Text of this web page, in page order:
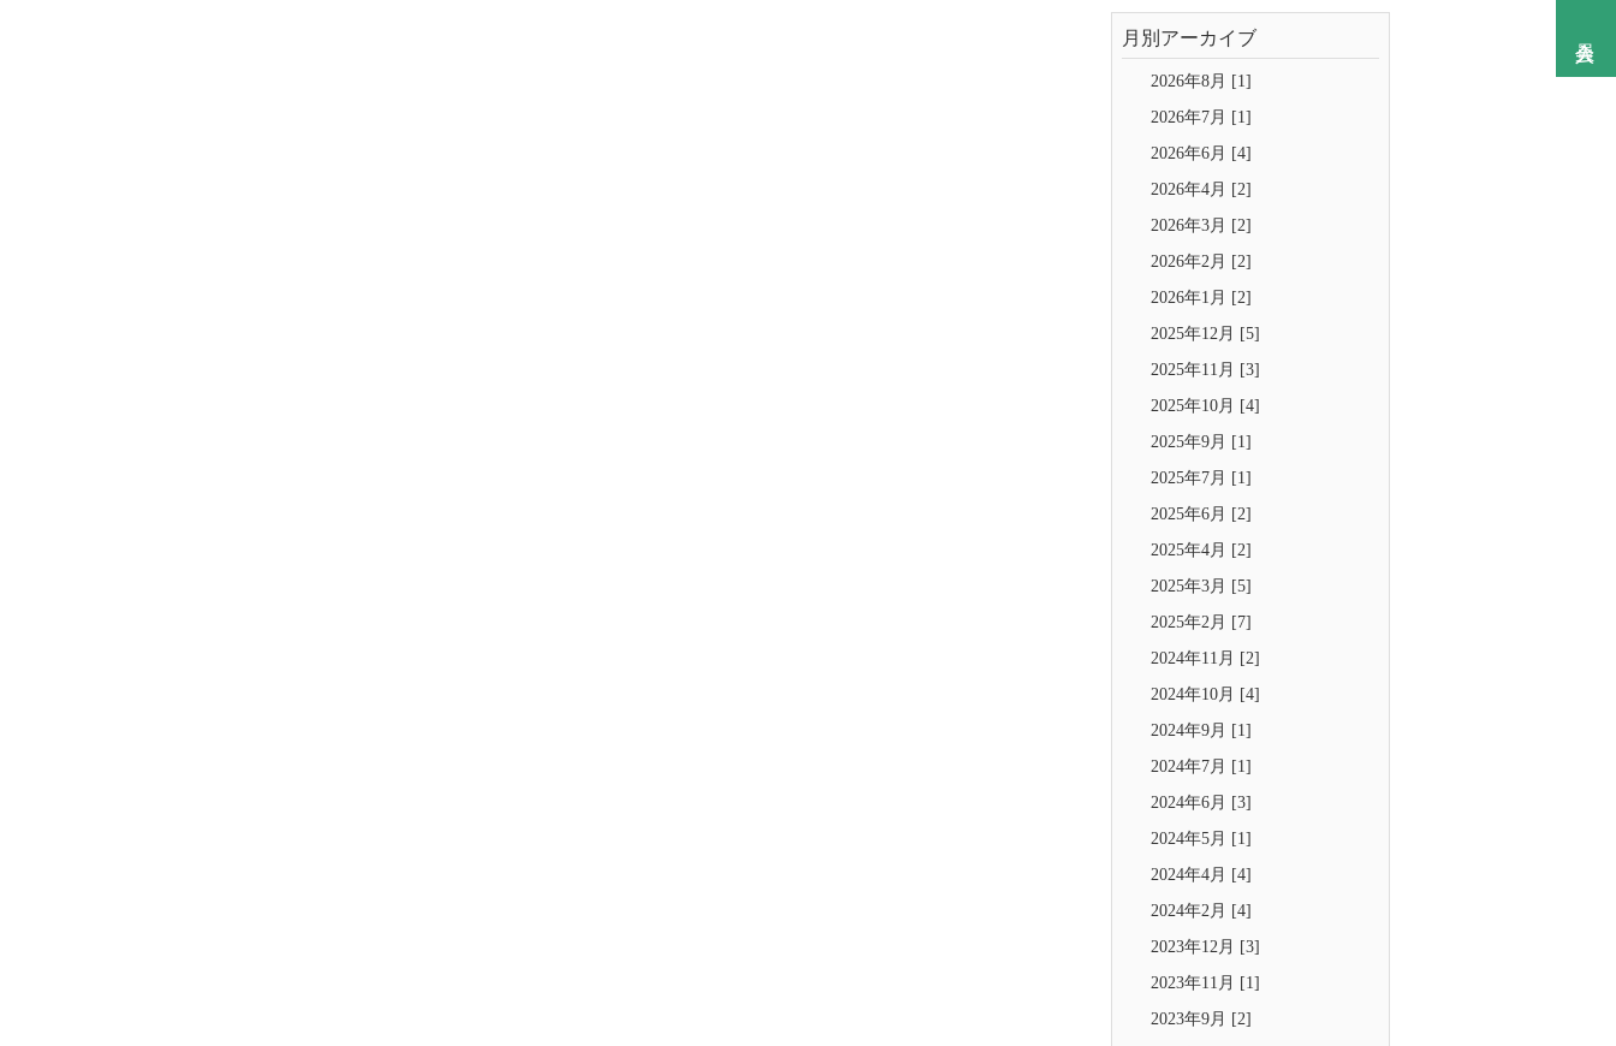
月別アーカイブ
2026年8月 [1]
2026年7月 [1]
2026年6月 [4]
2026年4月 [2]
2026年3月 [2]
2026年2月 [2]
2026年1月 [2]
2025年12月 [5]
2025年11月 [3]
2025年10月 [4]
2025年9月 [1]
2025年7月 [1]
2025年6月 [2]
2025年4月 [2]
2025年3月 [5]
2025年2月 [7]
2024年11月 [2]
2024年10月 [4]
2024年9月 [1]
2024年7月 [1]
2024年6月 [3]
2024年5月 [1]
2024年4月 [4]
2024年2月 [4]
2023年12月 [3]
2023年11月 [1]
2023年9月 [2]